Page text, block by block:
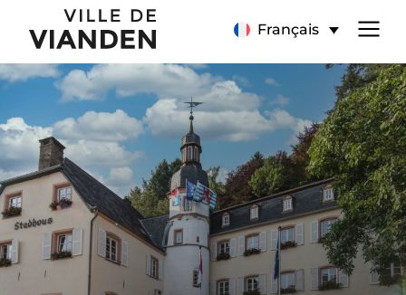
Page
d’accueil
Français
Menu
de
navigation
principal